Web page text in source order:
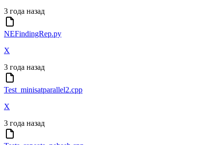
3 года назад
NEFindingRep.py
X
3 года назад
Test_minisatparallel2.cpp
X
3 года назад